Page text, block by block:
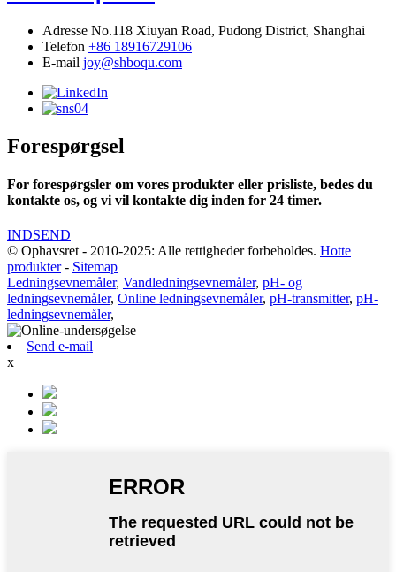
Adresse No.118 Xiuyan Road, Pudong District, Shanghai
Telefon +86 18916729106
E-mail joy@shboqu.com
Forespørgsel
For forespørgsler om vores produkter eller prisliste, bedes du
kontakte os, og vi vil kontakte dig inden for 24 timer.
INDSEND
© Ophavsret - 2010-2025: Alle rettigheder forbeholdes. Hotte
produkter- Sitemap
Ledningsevnemåler, Vandledningsevnemåler, pH- og
ledningsevnemåler, Online ledningsevnemåler, pH-transmitter, pH-
ledningsevnemåler,
Send e-mail
x